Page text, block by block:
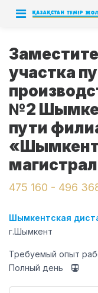
участка
№2
пути
475 160 - 496
Шымкентская
г.Шымкент
Требуемый опыт
Полный день